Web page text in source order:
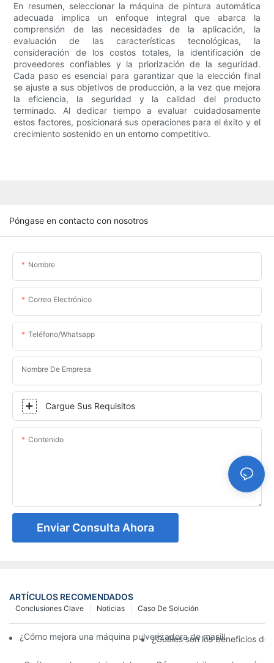
En resumen, seleccionar la máquina de pintura automática
adecuada implica un enfoque integral que abarca la
comprensión de las necesidades de la aplicación, la
evaluación de las características tecnológicas, la
consideración de los costos totales, la identificación de
proveedores confiables y la priorización de la seguridad.
Cada paso es esencial para garantizar que la elección final
se ajuste a sus objetivos de producción, a la vez que mejora
la eficiencia, la seguridad y la calidad del producto
terminado. Al dedicar tiempo a evaluar cuidadosamente
estos factores, posicionará sus operaciones para el éxito y el
crecimiento sostenido en un entorno competitivo.
Póngase en contacto con nosotros
Nombre
Correo Electrónico
Teléfono/whatsapp
Nombre De Empresa
Cargue Sus Requisitos
Contenido
Enviar Consulta Ahora
ARTÍCULOS RECOMENDADOS
Caso De Solución
Noticias
Conclusiones Clave
¿Cómo mejora una máquina pulverizadora de masilla la
¿Cuáles son los beneficios